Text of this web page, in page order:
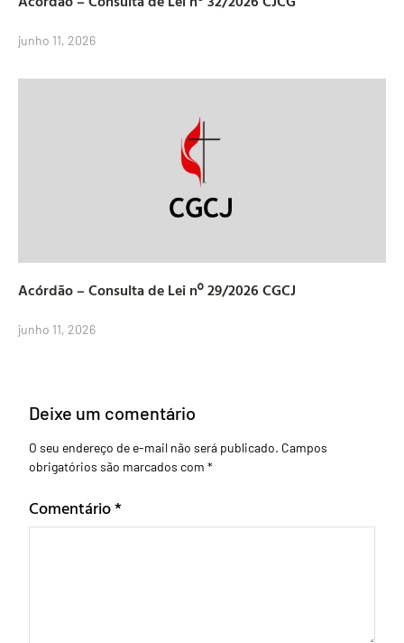
junho 11, 2026
Acórdão – Consulta de Lei nº 29/2026 CGCJ
junho 11, 2026
Deixe um comentário
O seu endereço de e-mail não será publicado. Campos
obrigatórios são marcados com *
Comentário*